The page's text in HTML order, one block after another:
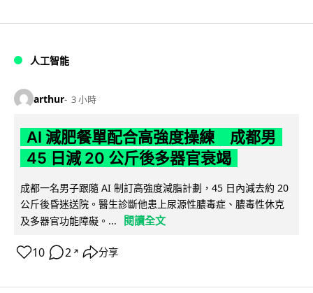
人工智能
arthur 3 小時
AI 減肥餐單配合高強度操練 成都男
45 日減 20 公斤後多器官衰竭
成都一名男子跟隨 AI 制訂高強度減脂計劃，45 日內減去約 20
公斤後昏迷送院。醫生診斷他患上尿源性膿毒症、膿毒性休克
及多器官功能障礙。...
閱讀全文
10 2 ↗ 分享